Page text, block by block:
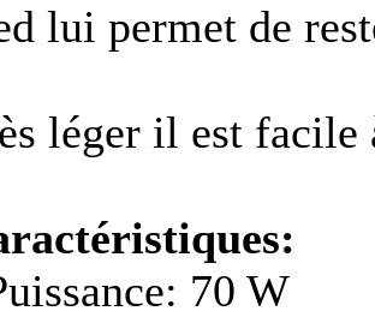
lui permet de
léger il est facile
70 W